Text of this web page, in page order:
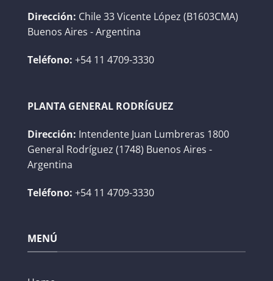
Dirección: Chile 33 Vicente López (B1603CMA)
Buenos Aires - Argentina
Teléfono: +54 11 4709-3330
PLANTA GENERAL RODRÍGUEZ
Dirección: Intendente Juan Lumbreras 1800
General Rodríguez (1748) Buenos Aires -
Argentina
Teléfono: +54 11 4709-3330
MENÚ